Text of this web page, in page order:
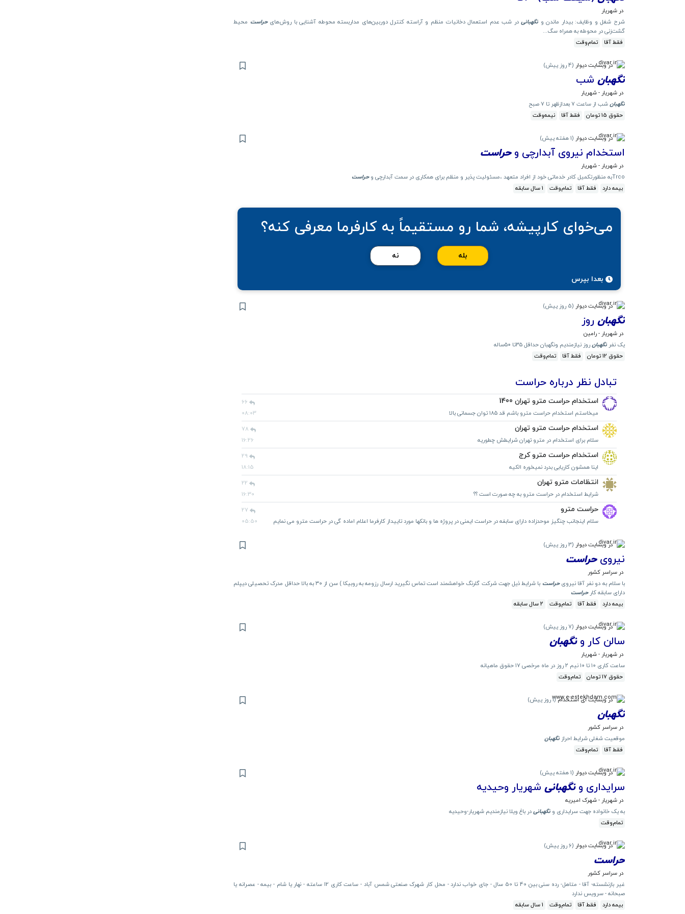
در شهریار
شرح شغل و وظایف: بیدار ماندن و نگهبانیدر شب عدم استعمال دخانیات منظم و آراسته کنترل دوربین‌های مداربسته محوطه آشنایی با روش‌هایحراست محیط
گشت‌زنی در محوطه به همراه سگ...
فقط آقا
تمام‌وقت
در وبسایت دیوار (4 روز پیش )
نگهبان شب
در شهریار - شهریار
نگهبانشب از ساعت ۷ بعدازظهر تا ۷ صبح
حقوق 15 تومان
فقط آقا نیمه‌وقت
در وبسایت دیوار (1 هفته پیش )
استخدام نیروی آبدارچی وحراست
در شهریار - شهریار
Trcoبه منظورتکمیل کادر خدماتی خود از افراد متعهد ،مسئولیت پذیر و منظم برای همکاری در سمت آبدارچی و
حراست
بیمه دارد
فقط آقا تمام‌وقت 1 سال سابقه
می‌خوای کارپیشه، شما رو مستقیماً به کارفرما معرفی کنه؟
بله نه
بعدا بپرس
در وبسایت دیوار (5 روز پیش )
نگهبان روز
در شهریار - رامین
یک نفر نگهبانروز نیازمندیم ونگهبان حداقل ۳۵تا ۵۰ساله
حقوق 12 تومان
فقط آقا تمام‌وقت
تبادل نظر درباره حراست
استخدام حراست مترو تهران 1400
میخاستم استخدام حراست مترو باشم قد ۱۸۵ توان جسمانی بالا
08:03
استخدام حراست مترو تهران
سلام برای استخدام در مترو تهران شرایطش چطوریه
16:26
استخدام حراست مترو کرج
اینا همشون کاریابی بدرد نمیخوره الکیه
18:15
انتظامات مترو تهران
شرایط استخدام در حراست مترو به چه صورت است ؟؟
16:30
حراست مترو
سلام اینجانب چنگیز موحدزاده دارای سابفه در حراست ایمنی در پروژه ها و بانکها مورد تاییداز کارفرما اعلام اماده گی در حراست مترو می نمایم
05:50
در وبسایت دیوار (3 روز پیش )
نیرویحراست
در سراسر کشور
با سلام به دو نفر آقا نیرویحراست
با شرایط ذیل جهت شرکت گلرنگ خواهشمند است تماس نگیرید ارسال رزومه به روبیکا ) سن از ۳۰ به بالا حداقل مدرک تحصیلی دیپلم
دارای سابقه کارحراست
بیمه دارد
فقط آقا تمام‌وقت 2 سال سابقه
در وبسایت دیوار (7 روز پیش )
سالن کار ونگهبان
در شهریار - شهریار
ساعت کاری ۱۰ تا ۱۰ نیم ۲ روز در ماه مرخصی ۱۷ حقوق ماهیانه
حقوق 17 تومان
تمام‌وقت
در وبسایت ای استخدام(1 روز پیش )
نگهبان
در سراسر کشور
موقعیت شغلی شرایط احراز نگهبان
فقط آقا
تمام‌وقت
در وبسایت دیوار (1 هفته پیش )
سرایداری ونگهبانی شهریار وحیدیه
در شهریار - شهرک امیریه
به یک خانواده جهت سرایداری و نگهبانیدر باغ ویلا نیازمندیم شهریار-وحیدیه
تمام‌وقت
در وبسایت دیوار (6 روز پیش )
حراست
در سراسر کشور
غیر بازنشسته- آقا - متاهل- رده سنی بین 40 تا 50 سال - جای خواب ندارد - محل کار شهرک صنعتی شمس آباد - ساعت کاری 12 ساعته - نهار یا شام - بیمه - عصرانه یا
صبحانه - سرویس ندارد
بیمه دارد
فقط آقا تمام‌وقت 1 سال سابقه